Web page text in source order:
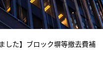
した】ブロック塀等撤去費補